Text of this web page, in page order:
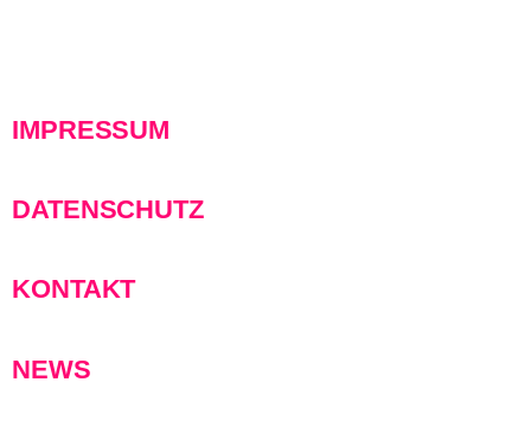
IMPRESSUM
DATENSCHUTZ
KONTAKT
NEWS